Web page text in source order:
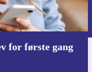
for første gang
af personlig data i vores